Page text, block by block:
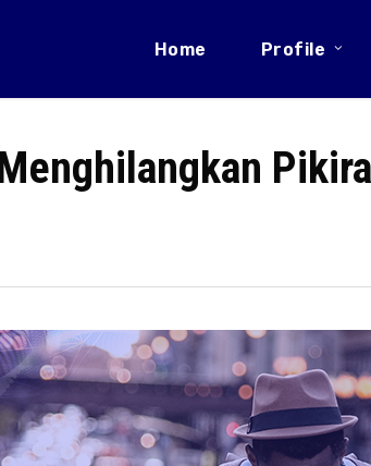
Home Profile